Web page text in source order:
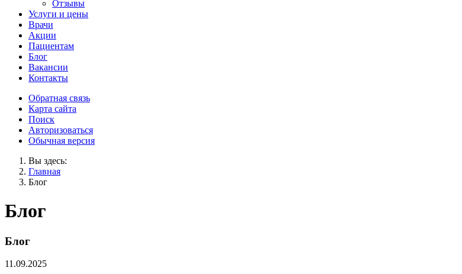
Отзывы
Услуги и цены
Врачи
Акции
Пациентам
Блог
Вакансии
Контакты
Обратная связь
Карта сайта
Поиск
Авторизоваться
Обычная версия
Вы здесь:
Главная
Блог
Блог
Блог
11.09.2025